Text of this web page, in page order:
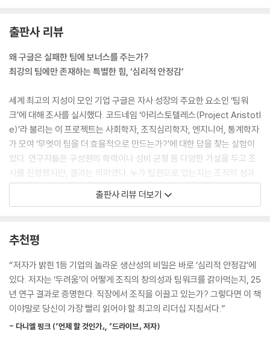
드 강연에서 ‘안전한 실패 전략’에 대해 다음과 같이 연설했다. ‘그렇다고
무작정 빨리 실패하라고 소리치며 재촉해서는 안 됩니다. 직원들이 반발하
죠. 또 걱정합니다. ‘실패하면 나는 어떻게 될까? 사람들이 비웃지는 않을
까? 해고될까?’ 대담하고 거시적인 동시에 위험이 도사리는 프로젝트에
직원들을 참여시키면서 가장 중요한 문제부터 해결하도록 독려하는 유일
한 방법은 그들이 저항하지 않는 방식으로 프로젝트를 운영하는 것입니다.
구글 X에서 소위 안전한 실패를 보장하는 것도 바로 이러한 맥락입니다.
가능성이 없어 보이는 아이디어는 증거가 확실해지면 곧바로 싹을 자릅니
다. 그래야 보너스를 받으니까요. 동료들의 칭찬은 물론이고요. 더구나 상
사들은 잘했다며 하이파이브를 하고 안아줍니다. 실패의 결과로 승진도 하
죠. 이처럼 프로젝트를 중도 해체한 경우에는 팀원이 두 명이든 서른 명이
든 모두에게 보너스를 지급합니다.”
--- p.95, 「2장, 두려움 없는 조직은 무엇이 다른가?」중에서
웰스파고 사태는 단순히 누구 하나의 잘못으로 치부할 수 없는 일이다. 불
었다. 웰스파고의 직원들은 반대가 용납되지 않는 환경에서 근무했고, 경
영진은 그런 그들에게 오직 하나의 메시지만 주입했다. ‘팔아라, 못 팔면 해
고다!’
--- p.158, 「2장, 두려움 없는 조직은 무엇이 다른가?」중에서
출판사 리뷰
왜 구글은 실패한 팀에 보너스를 주는가?
최강의 팀에만 존재하는 특별한 힘, ‘심리적 안정감’
세계 최고의 지성이 모인 기업 구글은 자사 성장의 주요한 요소인 ‘팀워
크’에 대해 조사를 실시했다. 코드네임 ‘아리스토텔레스(Project Aristotl
e)’라 불리는 이 프로젝트는 사회학자, 조직심리학자, 엔지니어, 통계학자
가 모여 ‘무엇이 팀을 더 효율적으로 만드는가?’에 대한 답을 찾는 실험이
었다. 연구자들은 구성원의 학력이나 성비 균형 등 다양한 가설을 두고 조
사를 진행했지만, 결과는 의외였다. 누가 팀원으로 있는지는 조직의 성과
에 크게 중요하지 않았다. 더 중요한 것은 팀원 간의 커뮤니케이션 방식, 그
리고 ‘자신의 의견이 중요하게 받아들여진다’는 믿음이었다. 구글이 발표
오늘날 기업 대부분은 역량 있는 인재를 영입하는 일에 많은 힘을 쏟는다.
그러나 구성원이 심리적으로 안정된 상태에서 자유롭게 문제를 제기하는
여건이 보장되지 않는 한, 이들의 뛰어난 역량은 낭비되고 만다. 업무와 관
련해 그 어떤 말을 하더라도 보복당하지 않고, 수치심을 느끼지 않으며, 인
나 문제를 빠르게 드러내 더 큰 손실을 예방한다.
출판사 리뷰 더보기
추천평
“저자가 밝힌 1등 기업의 놀라운 생산성의 비밀은 바로 ‘심리적 안정감’에
있다. 저자는 ‘두려움’이 어떻게 조직의 창의성과 팀워크를 갉아먹는지, 25
년 연구 결과로 증명한다. 직장에서 조직을 이끌고 있는가? 그렇다면 이 책
이야말로 당신이 가장 빨리 읽어야 할 최고의 리더십 지침서다.”
- 다니엘 핑크 (『언제 할 것인가』, 『드라이브』 저자)